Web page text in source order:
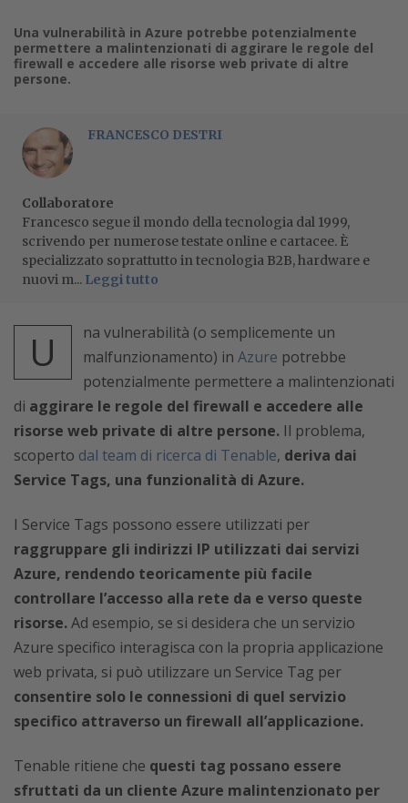
Una vulnerabilità in Azure potrebbe potenzialmente
permettere a malintenzionati di aggirare le regole del
firewall e accedere alle risorse web private di altre
persone.
FRANCESCO DESTRI
Collaboratore
Francesco segue il mondo della tecnologia dal 1999,
scrivendo per numerose testate online e cartacee. È
specializzato soprattutto in tecnologia B2B, hardware e
nuovi m... Leggi tutto
U
na vulnerabilità (o semplicemente un
malfunzionamento) in Azure potrebbe
potenzialmente permettere a malintenzionati
di aggirare le regole del firewall e accedere alle
risorse web private di altre persone. Il problema,
scoperto dal team di ricerca di Tenable, deriva dai
Service Tags, una funzionalità di Azure.
I Service Tags possono essere utilizzati per
raggruppare gli indirizzi IP utilizzati dai servizi
Azure, rendendo teoricamente più facile
controllare l’accesso alla rete da e verso queste
risorse.Ad esempio, se si desidera che un servizio
Azure specifico interagisca con la propria applicazione
web privata, si può utilizzare un Service Tag per
consentire solo le connessioni di quel servizio
specifico attraverso un firewall all’applicazione.
Tenable ritiene che questi tag possano essere
sfruttati da un cliente Azure malintenzionato per